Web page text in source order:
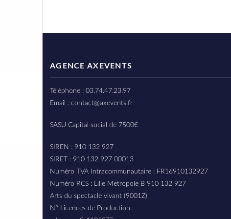
AGENCE AXEVENTS
Téléphone : 03.74.47.23.97
Email : contact@axevents.fr
SASU Capital social de 7500€
SIREN : 910 132 927
SIRET : 910 132 927 00013
Numéro TVA Intracommunautaire : FR16910132927
Numéro RCS : Lille Metropole B 910 132 927
Arts du spectacle vivant (9001Z)
N° Licences de Production :